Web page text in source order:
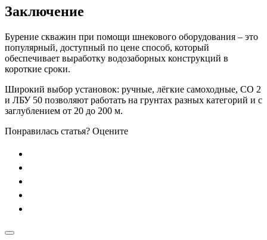
Заключение
Бурение скважин при помощи шнекового оборудования – это
популярный, доступный по цене способ, который
обеспечивает выработку водозаборных конструкций в
короткие сроки.
Широкий выбор установок: ручные, лёгкие самоходные, СО 2
и ЛБУ 50 позволяют работать на грунтах разных категорий и с
заглублением от 20 до 200 м.
Понравилась статья? Оцените